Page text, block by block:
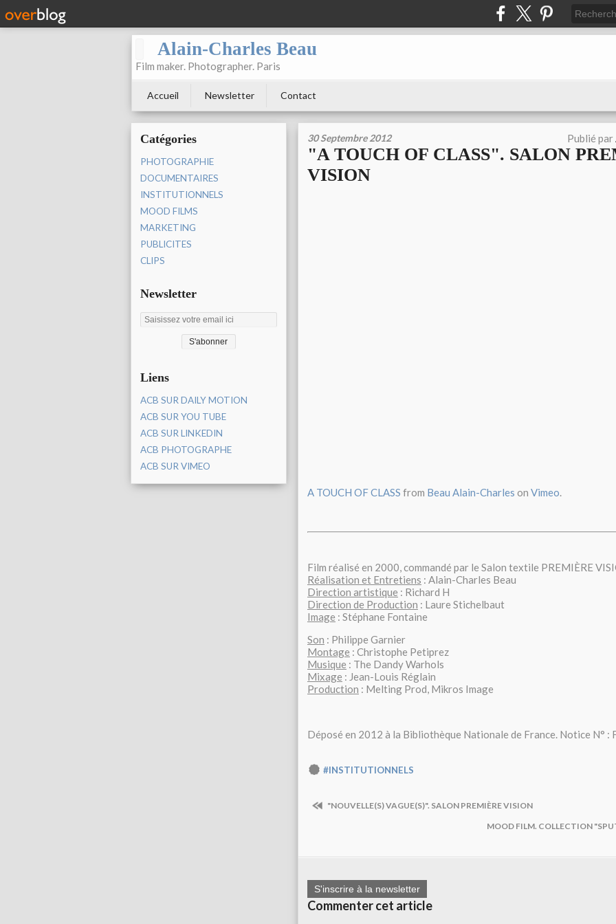
Alain-Charles Beau
Film maker. Photographer. Paris
Accueil Newsletter Contact
Catégories
PHOTOGRAPHIE
DOCUMENTAIRES
INSTITUTIONNELS
MOOD FILMS
MARKETING
PUBLICITES
CLIPS
Newsletter
Liens
ACB SUR DAILY MOTION
ACB SUR YOU TUBE
ACB SUR LINKEDIN
ACB PHOTOGRAPHE
ACB SUR VIMEO
30 Septembre 2012 Publié par
"A TOUCH OF CLASS". SALON
VISION
A TOUCH OF CLASS from Beau Alain-Charles on Vimeo.
Film réalisé en 2000, commandé par le Salon textile PREMIÈRE
Réalisation et Entretiens : Alain-Charles Beau
Direction artistique : Richard H
Direction de Production : Laure Stichelbaut
Image : Stéphane Fontaine
Son : Philippe Garnier
Montage : Christophe Petiprez
Musique : The Dandy Warhols
Mixage : Jean-Louis Réglain
Production : Melting Prod, Mikros Image
Déposé en 2012 à la Bibliothèque Nationale de France. Notice N° :
#INSTITUTIONNELS
"NOUVELLE(S) VAGUE(S)". SALON PREMIÈRE VISION
MOOD FILM. COLLECTION
S'inscrire à la newsletter
Commenter cet article